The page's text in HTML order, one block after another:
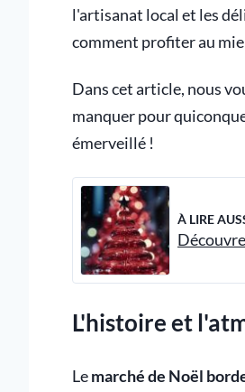
l'artisanat local et les
comment profiter au
Dans cet article, nous
manquer pour
émerveillé !
À LIRE
L'histoire et
Lemarché de Noël